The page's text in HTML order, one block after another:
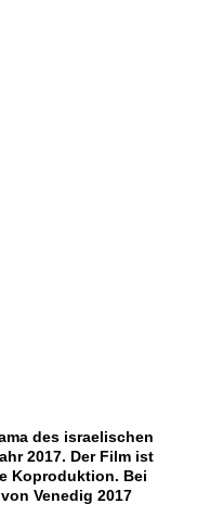
des israelischen
2017. Der Film ist
Koproduktion. Bei
Venedig 2017